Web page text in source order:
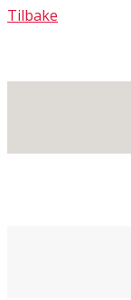
Tilbake